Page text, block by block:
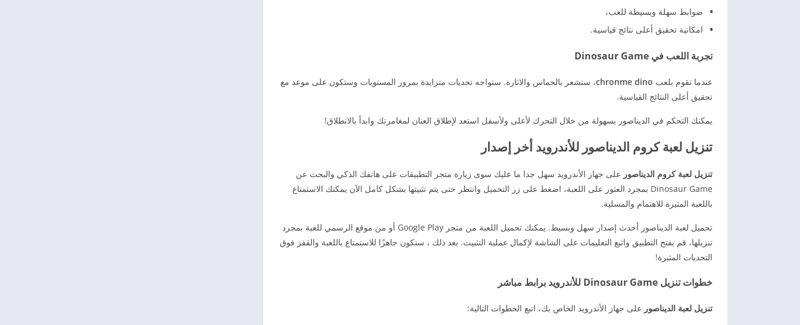
ضوابط سهلة وبسيطة للعب،
امكانية تحقيق أعلى نتائج قياسية.
تجربة اللعب في Dinosaur Game
عندما تقوم بلعب chronme dino، ستشعر بالحماس والاثارة. ستواجه تحديات متزايدة بمرور المستويات وستكون على موعد مع
تحقيق أعلى النتائج القياسية.
يمكنك التحكم في الديناصور بسهولة من خلال التحرك لأعلى ولأسفل استعد لإطلاق العنان لمغامرتك وابدأ بالانطلاق!
تنزيل لعبة كروم الديناصور للأندرويد أخر إصدار
تنزيل لعبة كروم الديناصور على جهاز الأندرويد سهل جدا ما عليك سوى زيارة متجر التطبيقات على هاتفك الذكي والبحث عن
Dinosaur Game بمجرد العثور على اللعبة، اضغط على زر التحميل وانتظر حتى يتم تثبيتها بشكل كامل الآن يمكنك الاستمتاع
باللعبة المثيرة للاهتمام والمسلية.
تحميل لعبة الديناصور أحدث إصدار سهل وبسيط. يمكنك تحميل اللعبة من متجر Google Play أو من موقع الرسمي للعبة بمجرد
تنزيلها، قم بفتح التطبيق واتبع التعليمات على الشاشة لإكمال عملية التثبيت. بعد ذلك ، ستكون جاهزًا للاستمتاع باللعبة والقفز فوق
التحديات المثيرة!
خطوات تنزيل Dinosaur Game للأندرويد برابط مباشر
تنزيل لعبة الديناصور على جهاز الأندرويد الخاص بك، اتبع الخطوات التالية: